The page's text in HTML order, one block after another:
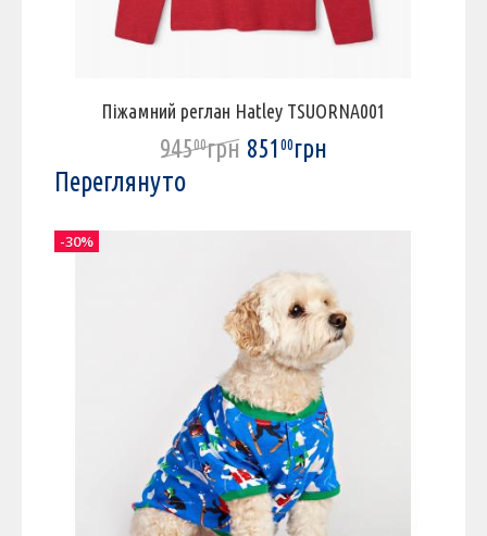
Піжамний реглан Hatley TSUORNA001
94500грн 85100грн
Переглянуто
-30%